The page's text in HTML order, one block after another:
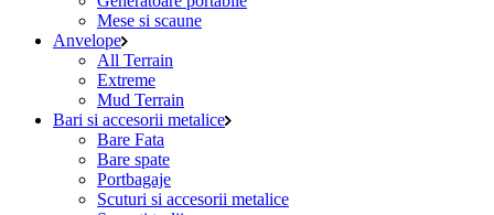
Mese si scaune
Anvelope
All Terrain
Extreme
Mud Terrain
Bari si accesorii metalice
Bare Fata
Bare spate
Portbagaje
Scuturi si accesorii metalice